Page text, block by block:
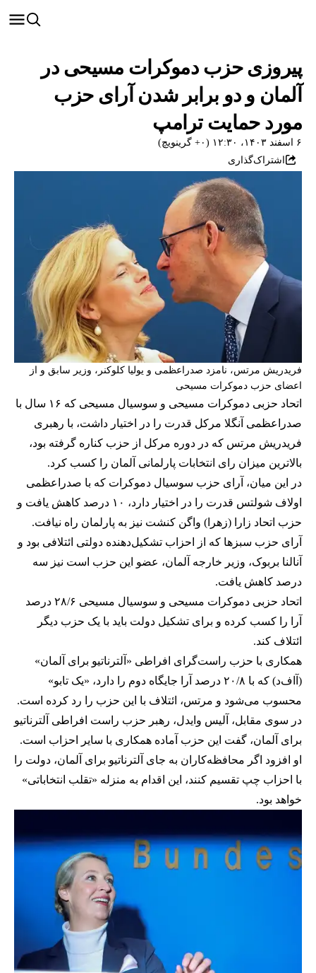
پیروزی حزب دموکرات مسیحی در
آلمان و دو برابر شدن آرای حزب
مورد حمایت ترامپ
۶ اسفند ۱۴۰۳، ۱۲:۳۰ (‎+۰ گرینویچ)
اشتراک‌گذاری
فریدریش مرتس، نامزد صدراعظمی و یولیا کلوکنر، وزیر سابق و از
اعضای حزب دموکرات مسیحی
اتحاد حزبی دموکرات‌ مسیحی و سوسیال‌ مسیحی که ۱۶ سال با
صدراعظمی آنگلا مرکل قدرت را در اختیار داشت، با رهبری
فریدریش مرتس که در دوره مرکل از حزب کناره گرفته بود،
بالاترین میزان رای انتخابات پارلمانی آلمان را کسب کرد.
در این میان، آرای حزب سوسیال دموکرات که با صدراعظمی
اولاف شولتس قدرت را در اختیار دارد، ۱۰ درصد کاهش یافت و
حزب اتحاد زارا (زهرا) واگن کنشت نیز به پارلمان راه نیافت.
آرای حزب سبزها که از احزاب تشکیل‌دهنده دولتی ائتلافی بود و
آنالنا بربوک، وزیر خارجه آلمان، عضو این حزب است نیز سه
درصد کاهش یافت.
اتحاد حزبی دموکرات‌ مسیحی و سوسیال‌ مسیحی ۲۸/۶ درصد
آرا را کسب کرده و برای تشکیل دولت باید با یک حزب دیگر
ائتلاف کند.
همکاری با حزب راست‌گرای افراطی «آلترناتیو برای آلمان»
(آاف‌د) که با ۲۰/۸ درصد آرا جایگاه دوم را دارد، «یک تابو»
محسوب می‌شود و مرتس، ائتلاف با این حزب را رد کرده است.
در سوی مقابل، آلیس وایدل،‌ رهبر حزب راست افراطی آلترناتیو
برای آلمان، گفت این حزب آماده همکاری با سایر احزاب است.
او افزود اگر محافظه‌کاران به جای آلترناتیو برای آلمان، دولت را
با احزاب چپ تقسیم کنند، این اقدام به منزله «تقلب انتخاباتی»
خواهد بود.